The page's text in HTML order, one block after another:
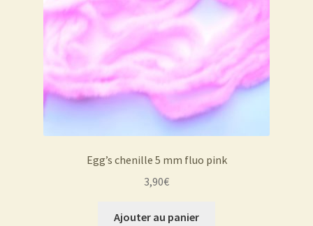
Egg’s chenille 5 mm fluo pink
3,90€
Ajouter au panier